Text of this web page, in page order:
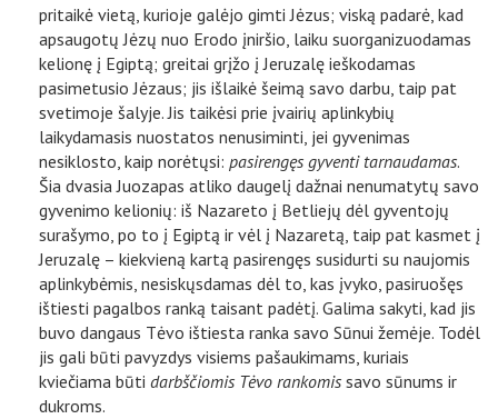
pritaikė vietą, kurioje galėjo gimti Jėzus; viską padarė, kad
apsaugotų Jėzų nuo Erodo įniršio, laiku suorganizuodamas
kelionę į Egiptą; greitai grįžo į Jeruzalę ieškodamas
pasimetusio Jėzaus; jis išlaikė šeimą savo darbu, taip pat
svetimoje šalyje. Jis taikėsi prie įvairių aplinkybių
laikydamasis nuostatos nenusiminti, jei gyvenimas
nesiklosto, kaip norėtųsi: pasirengęs gyventi tarnaudamas.
Šia dvasia Juozapas atliko daugelį dažnai nenumatytų savo
gyvenimo kelionių: iš Nazareto į Betliejų dėl gyventojų
surašymo, po to į Egiptą ir vėl į Nazaretą, taip pat kasmet į
Jeruzalę – kiekvieną kartą pasirengęs susidurti su naujomis
aplinkybėmis, nesiskųsdamas dėl to, kas įvyko, pasiruošęs
ištiesti pagalbos ranką taisant padėtį. Galima sakyti, kad jis
buvo dangaus Tėvo ištiesta ranka savo Sūnui žemėje. Todėl
jis gali būti pavyzdys visiems pašaukimams, kuriais
kviečiama būti darbščiomis Tėvo rankomis savo sūnums ir
dukroms.